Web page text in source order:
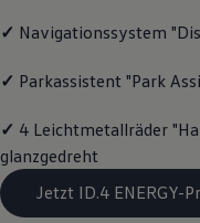
Warn-
Live
Lifestyle
Familie
✓ Navigationssystem
✓ Parkassistent "Park
✓ 4 Leichtmetallräder
glanzgedreht
Jetzt ID.4 ENERGY-